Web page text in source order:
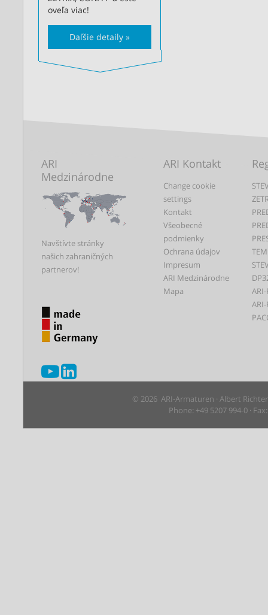
oveľa viac!
Daľšie detaily »
ARI
Medzinárodne
Navštívte stránky
našich zahraničných
partnerov!
ARI Kontakt
Change cookie
settings
Kontakt
Všeobecné
podmienky
Ochrana údajov
Impresum
ARI Medzinárodne
Mapa
© 2026 ARI-Armaturen · Albert
Phone: +49 5207 994-0 ·